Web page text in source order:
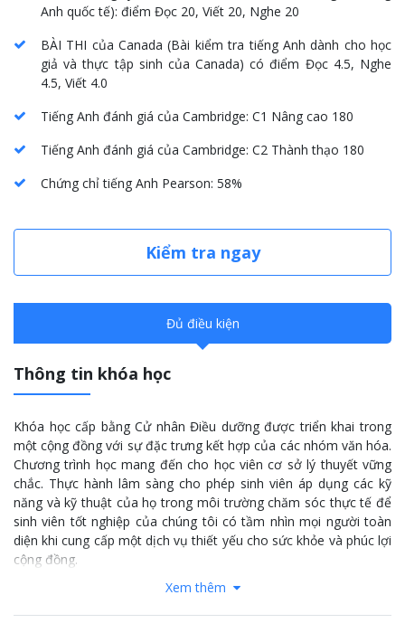
Anh quốc tế): điểm Đọc 20, Viết 20, Nghe 20
BÀI THI của Canada(Bài kiểm tra tiếng Anh dành cho học
giả và thực tập sinh của Canada) có điểm Đọc 4.5, Nghe
4.5, Viết 4.0
Tiếng Anh đánh giá của Cambridge: C1 Nâng cao 180
Tiếng Anh đánh giá của Cambridge: C2 Thành thạo 180
Chứng chỉ tiếng Anh Pearson: 58%
Kiểm tra ngay
Đủ điều kiện
Thông tin khóa học
Khóa học cấp bằng Cử nhân Điều dưỡng được triển khai trong
một cộng đồng với sự đặc trưng kết hợp của các nhóm văn hóa.
Chương trình học mang đến cho học viên cơ sở lý thuyết vững
chắc. Thực hành lâm sàng cho phép sinh viên áp dụng các kỹ
năng và kỹ thuật của họ trong môi trường chăm sóc thực tế để
sinh viên tốt nghiệp của chúng tôi có tầm nhìn mọi người toàn
diện khi cung cấp một dịch vụ thiết yếu cho sức khỏe và phúc lợi
cộng đồng.
Xem thêm